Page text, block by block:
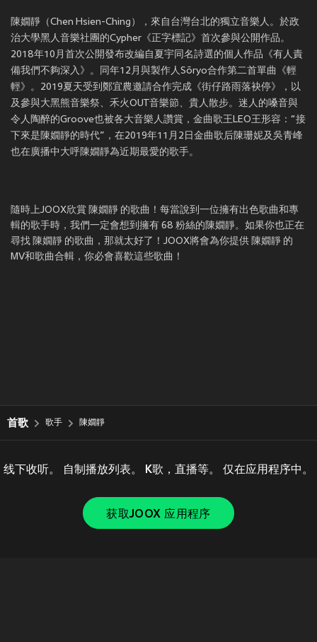
陳嫺靜（Chen Hsien-Ching），來自台灣台北的獨立音樂人。於政
治大學黑人音樂社團的Cypher《正字標記》首次參與公開作品。
2018年10月首次公開發布改編自夏宇同名詩選的個人作品《有人責
備我們不夠深入》。同年12月與製作人Sōryo合作第二首單曲《輕
輕》。2019夏天受到鄭宜農邀請合作完成《街仔路雨落袂停》，以
及參與大黑熊音樂祭、禾火OUT音樂節、貴人散步。迷人的嗓音與
令人陶醉的Groove也被各大音樂人讚賞，金曲歌王LEO王形容：“接
下來是陳嫺靜的時代”，在2019年11月2日金曲歌后陳珊妮及吳青峰
也在廣播中大呼陳嫺靜為近期最愛的歌手。
隨時上JOOX欣賞 陳嫺靜 的歌曲！每當說到一位擁有出色歌曲和專
輯的歌手時，我們一定會想到擁有 68 粉絲的陳嫺靜。如果你也正在
尋找 陳嫺靜 的歌曲，那就太好了！JOOX將會為你提供 陳嫺靜 的
MV和歌曲合輯，你必會喜歡這些歌曲！
首歌 歌手 陳嫺靜
线下收听。 自制播放列表。 K歌，直播等。 仅在应用程序中。
获取JOOX 应用程序